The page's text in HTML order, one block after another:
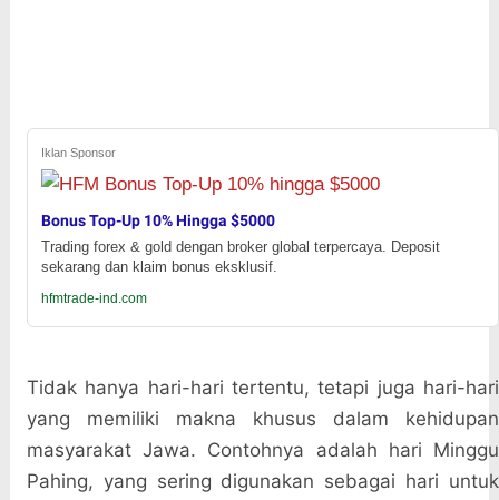
Iklan Sponsor
Bonus Top-Up 10% Hingga $5000
Trading forex & gold dengan broker global terpercaya. Deposit
sekarang dan klaim bonus eksklusif.
hfmtrade-ind.com
Tidak hanya hari-hari tertentu, tetapi juga hari-hari
yang memiliki makna khusus dalam kehidupan
masyarakat Jawa. Contohnya adalah hari Minggu
Pahing, yang sering digunakan sebagai hari untuk